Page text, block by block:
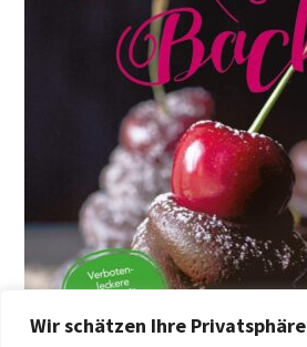
Wir schätzen Ihre Privatsphäre